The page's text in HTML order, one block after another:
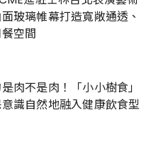
玻璃帷幕打造寬敞通透、
空間
肉不是肉！「小小樹食」
識自然地融入健康飲食型